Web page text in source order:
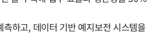
하고, 데이터 기반 예지보전 시스템